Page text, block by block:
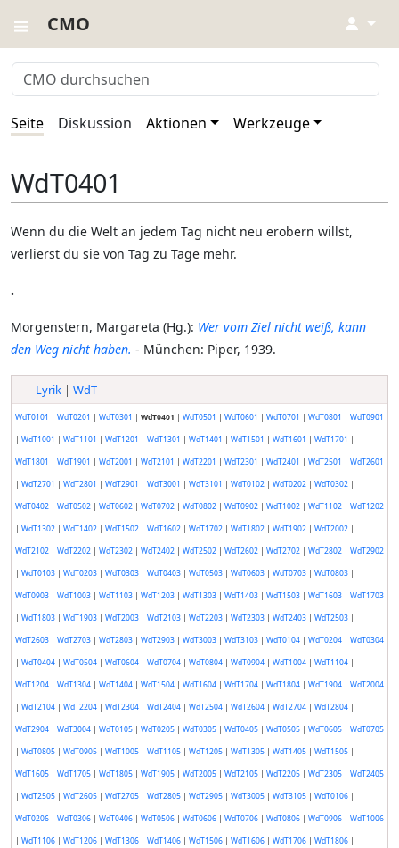
CMO ↓
Seite Diskussion Aktionen Werkzeuge
WdT0401
Wenn du die Welt an jedem Tag nicht neu erobern willst,
verlierst du sie von Tag zu Tage mehr.
.
Morgenstern, Margareta (Hg.): Wer vom Ziel nicht weiß, kann
den Weg nicht haben. - München: Piper, 1939.
Lyrik| WdT
WdT0101 | WdT0201 | WdT0301 | WdT0401 | WdT0501 | WdT0601 | WdT0701 | WdT0801 | WdT0901
| WdT1001 | WdT1101 | WdT1201 | WdT1301 | WdT1401 | WdT1501 | WdT1601 | WdT1701 |
WdT1801 | WdT1901 | WdT2001 | WdT2101 | WdT2201 | WdT2301 | WdT2401 | WdT2501 | WdT2601
| WdT2701 | WdT2801 | WdT2901 | WdT3001 | WdT3101 | WdT0102| WdT0202| WdT0302|
WdT0402| WdT0502| WdT0602| WdT0702| WdT0802| WdT0902| WdT1002| WdT1102| WdT1202
| WdT1302| WdT1402| WdT1502| WdT1602| WdT1702| WdT1802| WdT1902| WdT2002|
WdT2102| WdT2202| WdT2302| WdT2402| WdT2502| WdT2602| WdT2702| WdT2802| WdT2902
| WdT0103| WdT0203| WdT0303| WdT0403| WdT0503| WdT0603| WdT0703| WdT0803|
WdT0903| WdT1003| WdT1103| WdT1203| WdT1303| WdT1403| WdT1503| WdT1603| WdT1703
| WdT1803| WdT1903| WdT2003| WdT2103| WdT2203| WdT2303| WdT2403| WdT2503|
WdT2603| WdT2703| WdT2803| WdT2903| WdT3003| WdT3103| WdT0104| WdT0204| WdT0304
| WdT0404| WdT0504| WdT0604| WdT0704| WdT0804| WdT0904| WdT1004| WdT1104|
WdT1204| WdT1304| WdT1404| WdT1504| WdT1604| WdT1704| WdT1804| WdT1904| WdT2004
| WdT2104| WdT2204| WdT2304| WdT2404| WdT2504| WdT2604| WdT2704| WdT2804|
WdT2904| WdT3004| WdT0105| WdT0205| WdT0305| WdT0405| WdT0505| WdT0605| WdT0705
| WdT0805| WdT0905| WdT1005| WdT1105| WdT1205| WdT1305| WdT1405| WdT1505|
WdT1605| WdT1705| WdT1805| WdT1905| WdT2005| WdT2105| WdT2205| WdT2305| WdT2405
| WdT2505| WdT2605| WdT2705| WdT2805| WdT2905| WdT3005| WdT3105| WdT0106|
WdT0206| WdT0306| WdT0406| WdT0506| WdT0606| WdT0706| WdT0806| WdT0906| WdT1006
| WdT1106| WdT1206| WdT1306| WdT1406| WdT1506| WdT1606| WdT1706| WdT1806|